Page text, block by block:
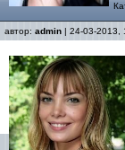
автор: admin | 24-03-2013,